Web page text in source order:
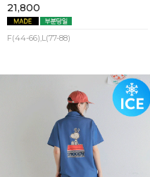
21,800
F(44-66),L(77-88)